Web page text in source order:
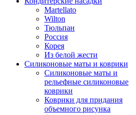
Martellato
Wilton
Тюльпан
Россия
Корея
Из белой жести
Силиконовые маты и коврики
Силиконовые маты и
рельефные силиконовые
коврики
Коврики для придания
объемного рисунка